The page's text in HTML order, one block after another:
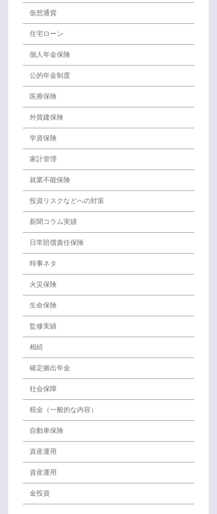
仮想通貨
住宅ローン
個人年金保険
公的年金制度
医療保険
外貨建保険
学資保険
家計管理
就業不能保険
投資リスクなどへの対策
新聞コラム実績
日常賠償責任保険
時事ネタ
火災保険
生命保険
監修実績
相続
確定拠出年金
社会保障
税金（一般的な内容）
自動車保険
資産運用
資産運用
金投資